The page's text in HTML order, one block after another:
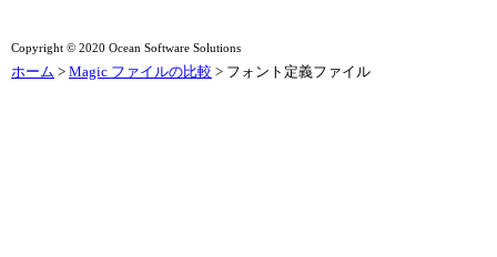
Copyright © 2020 Ocean Software Solutions
ホーム > Magic ファイルの比較 > フォント定義ファイル